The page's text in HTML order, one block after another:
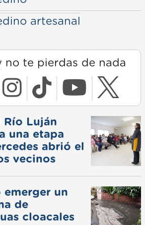
artesanal
no te pierdas de nada
Río Luján
una etapa
abrió el
vecinos
un
de
cloacales